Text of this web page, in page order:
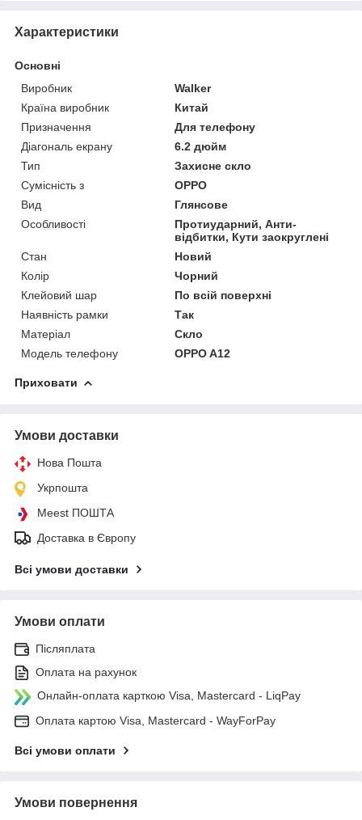
Характеристики
Основні
Виробник
Walker
Країна виробник
Китай
Призначення
Для телефону
Діагональ екрану
6.2 дюйм
Тип
Захисне скло
Сумісність з
OPPO
Вид
Глянсове
Особливості
Протиударний, Анти-
відбитки, Кути заокруглені
Стан
Новий
Колір
Чорний
Клейовий шар
По всій поверхні
Наявність рамки
Так
Матеріал
Скло
Модель телефону
OPPO A12
Приховати
Умови доставки
Нова Пошта
Укрпошта
Meest ПОШТА
Доставка в Європу
Всі умови доставки
Умови оплати
Післяплата
Оплата на рахунок
Онлайн-оплата карткою Visa, Mastercard - LiqPay
Оплата картою Visa, Mastercard - WayForPay
Всі умови оплати
Умови повернення